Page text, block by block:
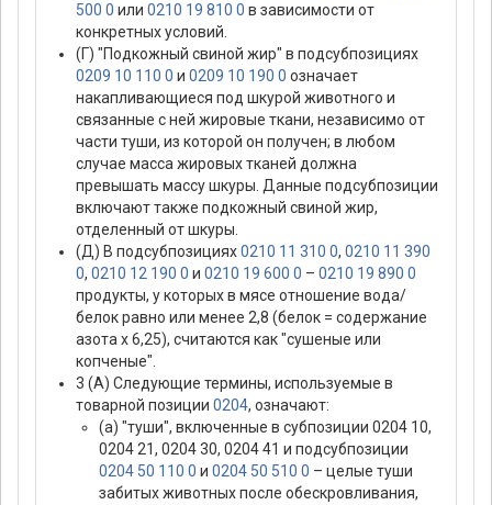
500 0 или 0210 19 810 0 в зависимости от
конкретных условий.
(Г) "Подкожный свиной жир" в подсубпозициях
0209 10 110 0 и 0209 10 190 0 означает
накапливающиеся под шкурой животного и
связанные с ней жировые ткани, независимо от
части туши, из которой он получен; в любом
случае масса жировых тканей должна
превышать массу шкуры. Данные подсубпозиции
включают также подкожный свиной жир,
отделенный от шкуры.
(Д) В подсубпозициях0210 11 310 0, 0210 11 390
0, 0210 12 190 0 и 0210 19 600 0 – 0210 19 890 0
продукты, у которых в мясе отношение вода/
белок равно или менее 2,8 (белок = содержание
азота х 6,25), считаются как "сушеные или
копченые".
3 (А) Следующие термины, используемые в
товарной позиции 0204, означают:
(а) "туши", включенные в субпозиции 0204 10,
0204 21, 0204 30, 0204 41 и подсубпозиции
0204 50 110 0 и 0204 50 510 0 – целые туши
забитых животных после обескровливания,